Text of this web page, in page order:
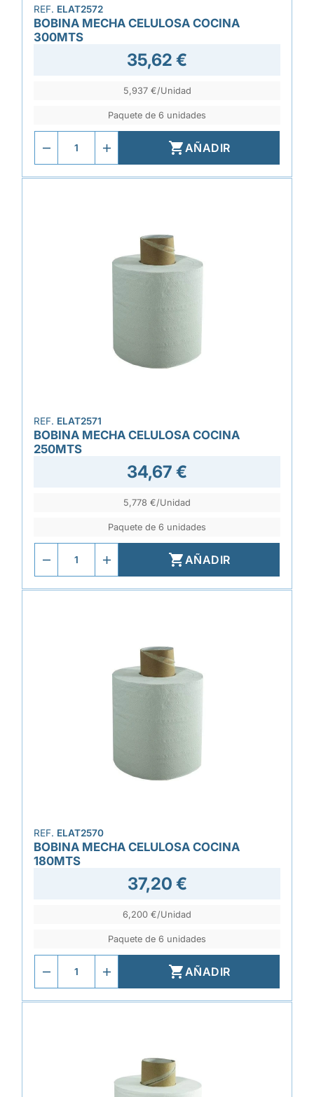
REF. ELAT2572
BOBINA MECHA CELULOSA COCINA
300MTS
35,62 €
5,937 €/Unidad
Paquete de 6 unidades
AÑADIR
REF. ELAT2571
BOBINA MECHA CELULOSA COCINA
250MTS
34,67 €
5,778 €/Unidad
Paquete de 6 unidades
AÑADIR
REF. ELAT2570
BOBINA MECHA CELULOSA COCINA
180MTS
37,20 €
6,200 €/Unidad
Paquete de 6 unidades
AÑADIR